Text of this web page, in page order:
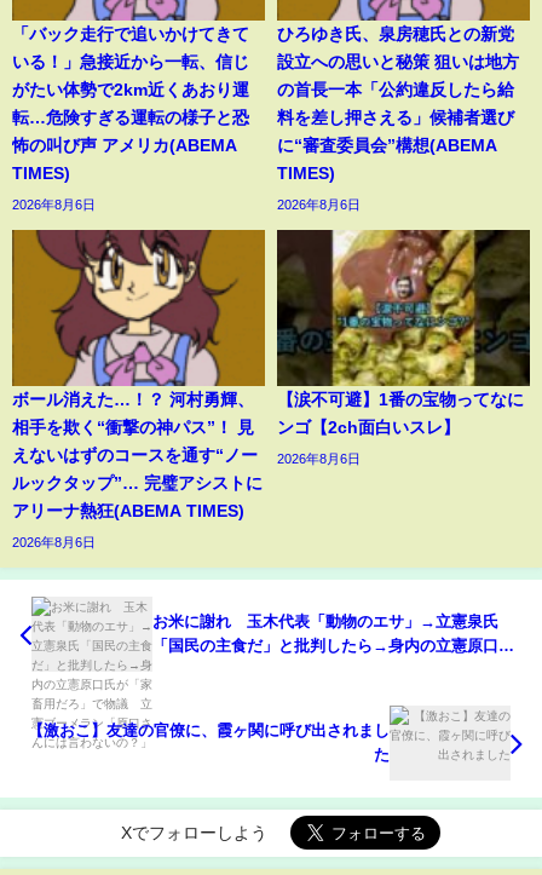
「バック走行で追いかけてきて
いる！」急接近から一転、信じ
がたい体勢で2km近くあおり運
転…危険すぎる運転の様子と恐
怖の叫び声 アメリカ(ABEMA
TIMES)
2026年8月6日
ひろゆき氏、泉房穂氏との新党
設立への思いと秘策 狙いは地方
の首長一本「公約違反したら給
料を差し押さえる」候補者選び
に“審査委員会”構想(ABEMA
TIMES)
2026年8月6日
ボール消えた…！？ 河村勇輝、
相手を欺く“衝撃の神パス”！ 見
えないはずのコースを通す“ノー
ルックタップ”… 完璧アシストに
アリーナ熱狂(ABEMA TIMES)
2026年8月6日
【涙不可避】1番の宝物ってなに
ンゴ【2ch面白いスレ】
2026年8月6日
お米に謝れ 玉木代表「動物のエサ」→立憲泉氏
「国民の主食だ」と批判したら→身内の立憲原口氏
【激おこ】友達の官僚に、霞ヶ関に呼び出されまし
た
Xでフォローしよう